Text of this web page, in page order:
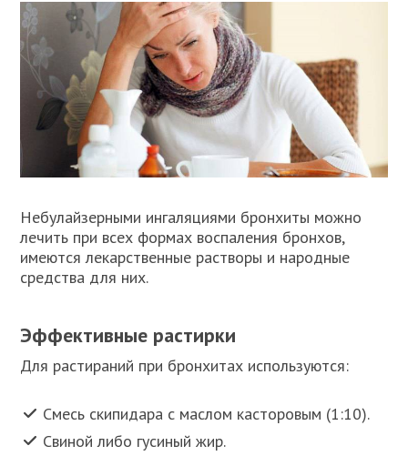
Небулайзерными ингаляциями бронхиты можно
лечить при всех формах воспаления бронхов,
имеются лекарственные растворы и народные
средства для них.
Эффективные растирки
Для растираний при бронхитах используются:
Смесь скипидара с маслом касторовым (1:10).
Свиной либо гусиный жир.